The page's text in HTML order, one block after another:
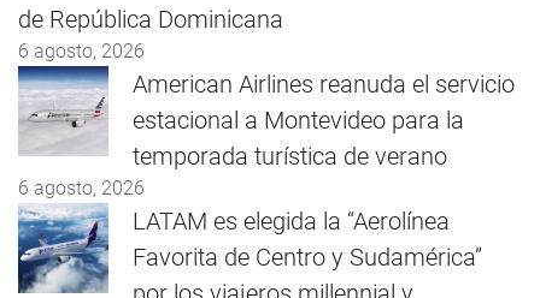
de República Dominicana
6 agosto, 2026
American Airlines reanuda el servicio
estacional a Montevideo para la
temporada turística de verano
6 agosto, 2026
LATAM es elegida la “Aerolínea
Favorita de Centro y Sudamérica”